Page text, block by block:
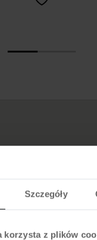
Szczegóły
korzysta z plików